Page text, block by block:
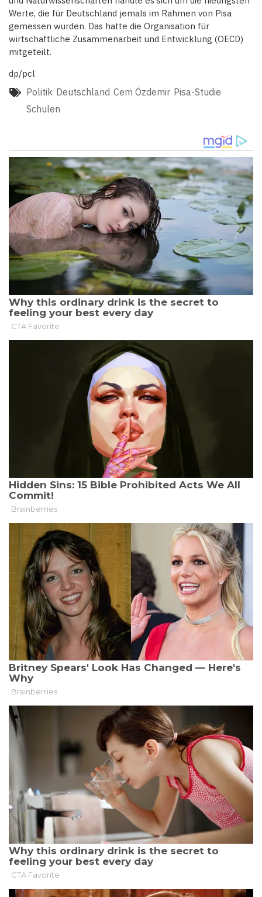
Werte, die für Deutschland jemals im Rahmen von Pisa
gemessen wurden. Das hatte die Organisation für
wirtschaftliche Zusammenarbeit und Entwicklung (OECD)
mitgeteilt.
dp/pcl
Politik Deutschland Cem Özdemir Pisa-Studie
Schulen